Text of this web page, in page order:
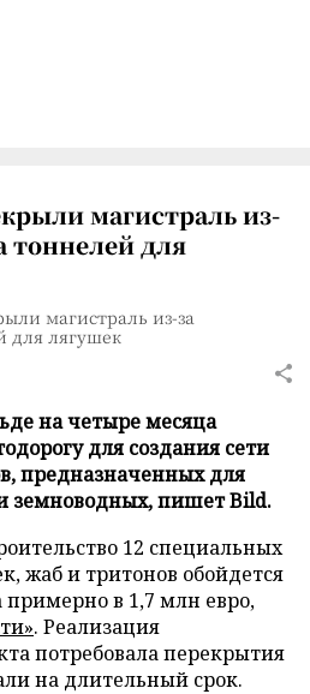
магистраль из-
тоннелей для
магистраль из-за
для лягушек
на четыре месяца
для создания сети
предназначенных для
земноводных, пишет Bild.
12 специальных
жаб и тритонов обойдется
в 1,7 млн евро,
. Реализация
потребовала перекрытия
на длительный срок.